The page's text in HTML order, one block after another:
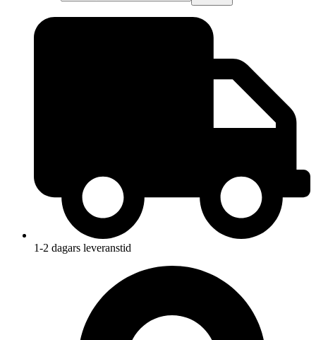
1-2 dagars leveranstid